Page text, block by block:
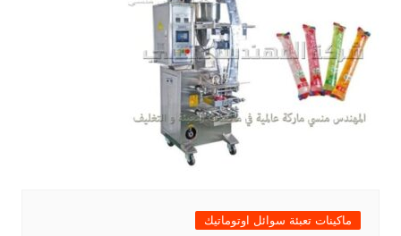
ماكينات تعبئة سوائل اوتوماتيك